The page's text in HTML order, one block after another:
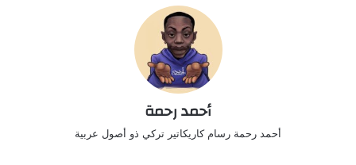
أحمد رحمة
أحمد رحمة رسام كاريكاتير تركي ذو أصول عربية